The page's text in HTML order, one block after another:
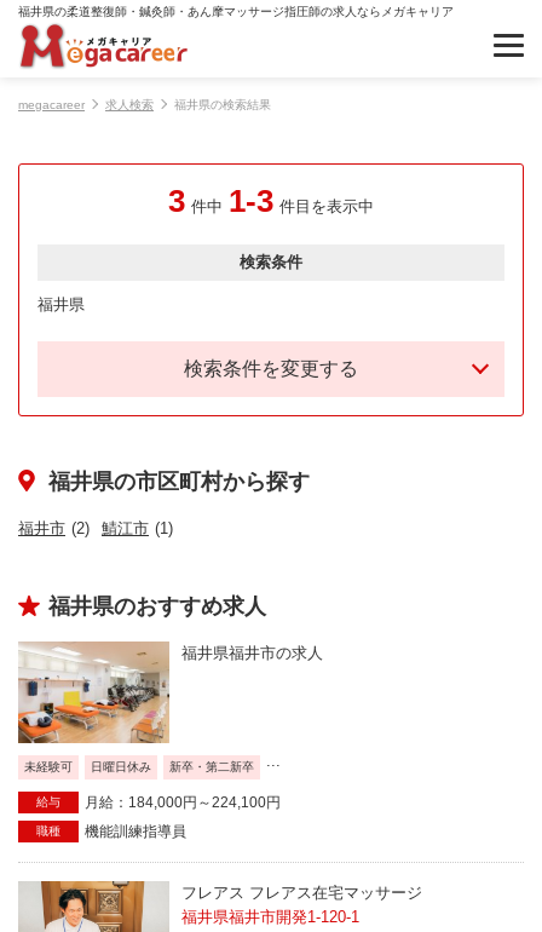
福井県の柔道整復師・鍼灸師・あん摩マッサージ指圧師の求人ならメガキャリア
megacareer 求人検索 福井県の検索結果
3 件中 1-3 件目を表示中
検索条件
福井県
検索条件を変更する
福井県の市区町村から探す
福井市 (2) 鯖江市 (1)
福井県のおすすめ求人
福井県福井市の求人
未経験可 日曜日休み 新卒・第二新卒 ...
給与 月給：184,000円～224,100円
職種 機能訓練指導員
フレアス フレアス在宅マッサージ
福井県福井市開発1-120-1